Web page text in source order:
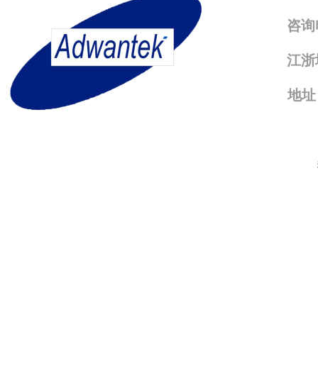
咨
江
地